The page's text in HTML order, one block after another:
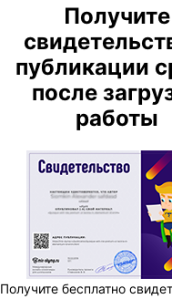
Получите
публикации
после
работы
Получите бесплатно